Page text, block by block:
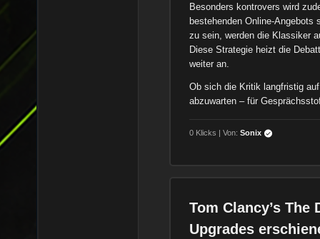
Besonders kontrovers wird
bestehenden Online-Angebots
zu sein, werden die Klassiker
Diese Strategie heizt die
weiter an.
Ob sich die Kritik langfristig
abzuwarten – für
0 Klicks | Von:Sonix
Tom Clancy’s
Upgrades